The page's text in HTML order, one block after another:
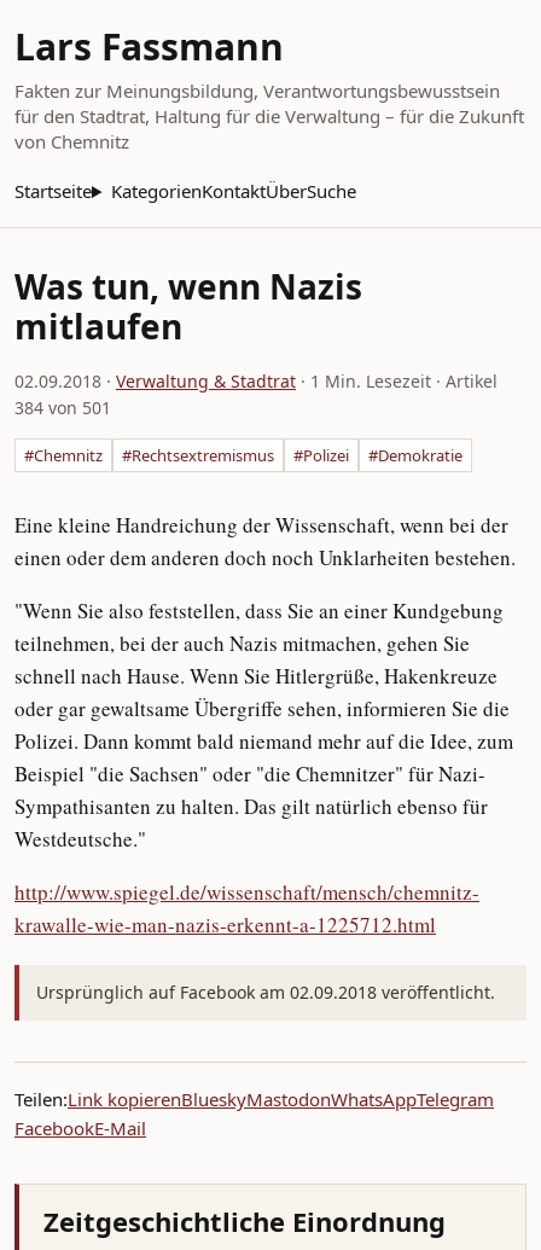
Lars Fassmann
Fakten zur Meinungsbildung, Verantwortungsbewusstsein
für den Stadtrat, Haltung für die Verwaltung – für die Zukunft
von Chemnitz
Startseite KategorienKontaktÜberSuche
Was tun, wenn Nazis
mitlaufen
02.09.2018 · Verwaltung & Stadtrat · 1 Min. Lesezeit · Artikel
384 von 501
#Chemnitz #Rechtsextremismus #Polizei #Demokratie
Eine kleine Handreichung der Wissenschaft, wenn bei der
einen oder dem anderen doch noch Unklarheiten bestehen.
"Wenn Sie also feststellen, dass Sie an einer Kundgebung
teilnehmen, bei der auch Nazis mitmachen, gehen Sie
schnell nach Hause. Wenn Sie Hitlergrüße, Hakenkreuze
oder gar gewaltsame Übergriffe sehen, informieren Sie die
Polizei. Dann kommt bald niemand mehr auf die Idee, zum
Beispiel "die Sachsen" oder "die Chemnitzer" für Nazi-
Sympathisanten zu halten. Das gilt natürlich ebenso für
Westdeutsche."
http://www.spiegel.de/wissenschaft/mensch/chemnitz-
krawalle-wie-man-nazis-erkennt-a-1225712.html
Ursprünglich auf Facebook am 02.09.2018 veröffentlicht.
Teilen:Link kopierenBlueskyMastodonWhatsAppTelegram
FacebookE-Mail
Zeitgeschichtliche Einordnung